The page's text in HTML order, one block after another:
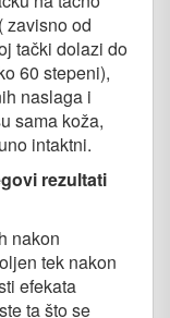
zavisno od
tački dolazi do
60 stepeni),
naslaga i
sama koža,
intaktni.
rezultati
nakon
tek nakon
efekata
ta što se